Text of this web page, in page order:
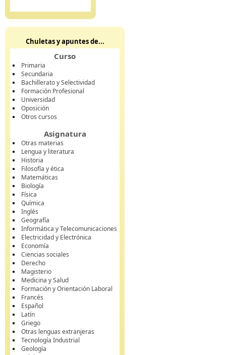
Chuletas y apuntes de...
Curso
Primaria
Secundaria
Bachillerato y Selectividad
Formación Profesional
Universidad
Oposición
Otros cursos
Asignatura
Otras materias
Lengua y literatura
Historia
Filosofía y ética
Matemáticas
Biología
Física
Química
Inglés
Geografía
Informática y Telecomunicaciones
Electricidad y Electrónica
Economía
Ciencias sociales
Derecho
Magisterio
Medicina y Salud
Formación y Orientación Laboral
Francés
Español
Latín
Griego
Otras lenguas extranjeras
Tecnología Industrial
Geología